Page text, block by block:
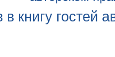
книгу гостей